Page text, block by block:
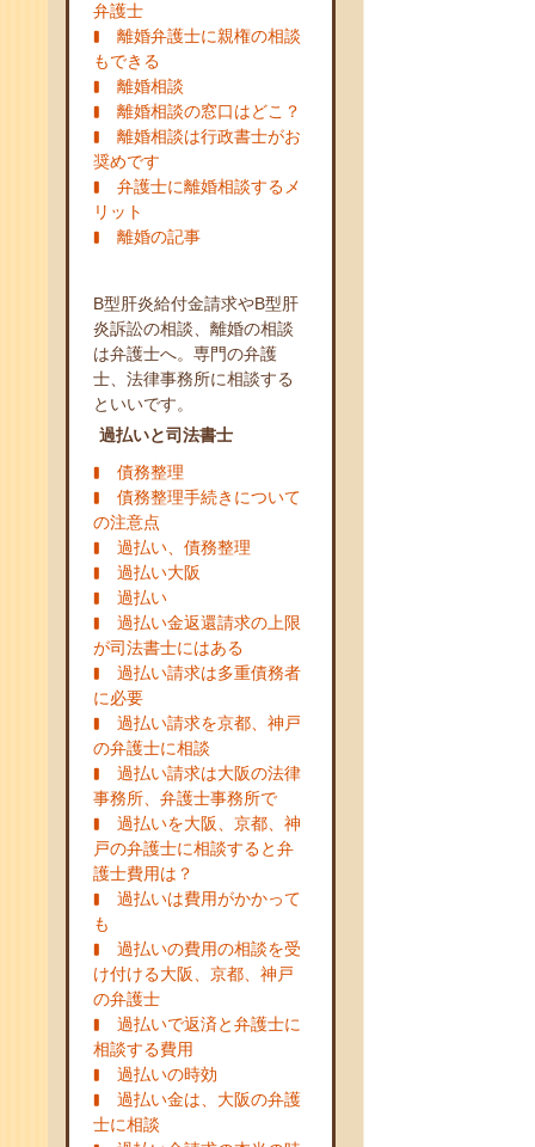
弁護士
離婚弁護士に親権の相談
もできる
離婚相談
離婚相談の窓口はどこ？
離婚相談は行政書士がお
奨めです
弁護士に離婚相談するメ
リット
離婚の記事
B型肝炎給付金請求やB型肝
炎訴訟の相談、離婚の相談
は弁護士へ。専門の弁護
士、法律事務所に相談する
といいです。
過払いと司法書士
債務整理
債務整理手続きについて
の注意点
過払い、債務整理
過払い大阪
過払い
過払い金返還請求の上限
が司法書士にはある
過払い請求は多重債務者
に必要
過払い請求を京都、神戸
の弁護士に相談
過払い請求は大阪の法律
事務所、弁護士事務所で
過払いを大阪、京都、神
戸の弁護士に相談すると弁
護士費用は？
過払いは費用がかかって
も
過払いの費用の相談を受
け付ける大阪、京都、神戸
の弁護士
過払いで返済と弁護士に
相談する費用
過払いの時効
過払い金は、大阪の弁護
士に相談